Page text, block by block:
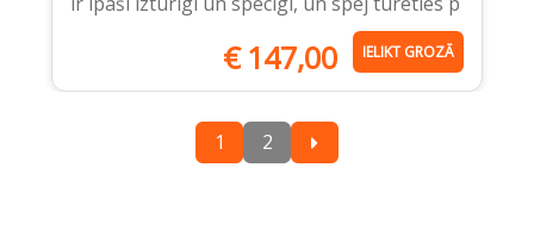
€147,00 IELIKT GROZĀ
1 2